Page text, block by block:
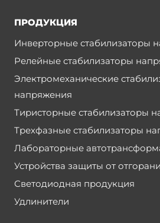
ПРОДУКЦИЯ
Инверторные стабилизаторы
Релейные стабилизаторы
Электромеханические
напряжения
Тиристорные стабилизаторы
Трехфазные стабилизаторы
Лабораторные
Устройства защиты от
Светодиодная продукция
Удлинители